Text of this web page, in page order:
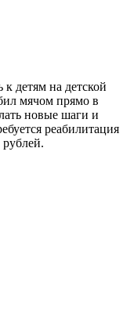
детям на детской
мячом прямо в
новые шаги и
реабилитация